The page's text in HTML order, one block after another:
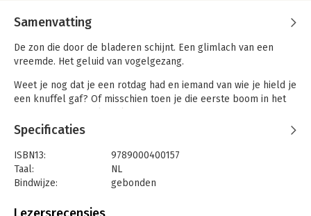
Samenvatting
De zon die door de bladeren schijnt. Een glimlach van een
vreemde. Het geluid van vogelgezang.
Weet je nog dat je een rotdag had en iemand van wie je hield je
een knuffel gaf? Of misschien toen je die eerste boom in het
baby vol vertrouwen in je armen in slaap viel?
Deze kleine momenten van magie zijn glimmers, die je
uitnodigen om aanwezig te zijn in het moment, waardoor we
ons beter bewust worden van onszelf, onze omgeving en de
relaties die we hebben met de mensen om ons heen. Het is
een fysieke reactie vanuit het zenuwstelsel, die de kracht heeft
Specificaties
ISBN13:
9789000400157
Taal:
NL
Bindwijze:
gebonden
Uitgever: